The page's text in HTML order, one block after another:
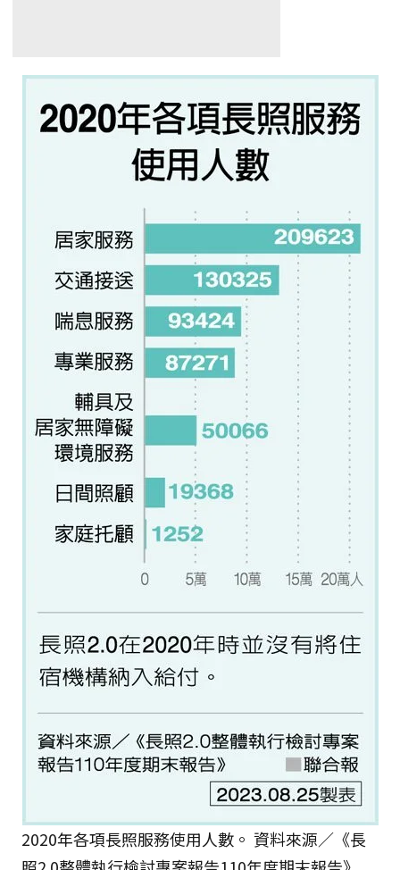
2020年各項長照服務使用人數。 資料來源／《長